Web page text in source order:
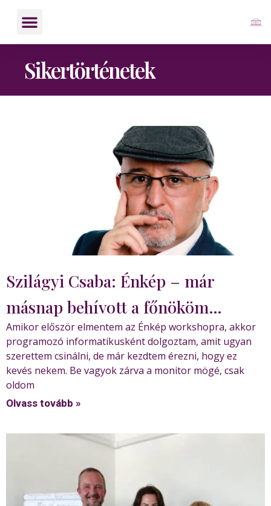
Sikertörténetek
Szilágyi Csaba: Énkép – már
másnap behívott a főnököm…
Amikor először elmentem az Énkép workshopra, akkor
programozó informatikusként dolgoztam, amit ugyan
szerettem csinálni, de már kezdtem érezni, hogy ez
kevés nekem. Be vagyok zárva a monitor mögé, csak
oldom
Olvass tovább »